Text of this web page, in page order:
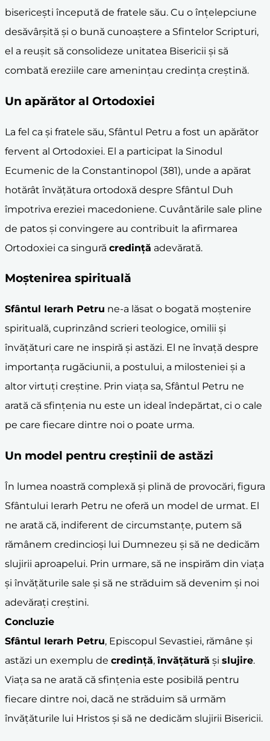
bisericești începută de fratele său. Cu o înțelepciune
desăvârșită și o bună cunoaștere a Sfintelor Scripturi,
el a reușit să consolideze unitatea Bisericii și să
combată ereziile care amenințau credința creștină.
Un apărător al Ortodoxiei
La fel ca și fratele său, Sfântul Petru a fost un apărător
fervent al Ortodoxiei. El a participat la Sinodul
Ecumenic de la Constantinopol (381), unde a apărat
hotărât învățătura ortodoxă despre Sfântul Duh
împotriva ereziei macedoniene. Cuvântările sale pline
de patos și convingere au contribuit la afirmarea
Ortodoxiei ca singură credință adevărată.
Moștenirea spirituală
Sfântul Ierarh Petru ne-a lăsat o bogată moștenire
spirituală, cuprinzând scrieri teologice, omilii și
învățături care ne inspiră și astăzi. El ne învață despre
importanța rugăciunii, a postului, a milosteniei și a
altor virtuți creștine. Prin viața sa, Sfântul Petru ne
arată că sfințenia nu este un ideal îndepărtat, ci o cale
pe care fiecare dintre noi o poate urma.
Un model pentru creștinii de astăzi
În lumea noastră complexă și plină de provocări, figura
Sfântului Ierarh Petru ne oferă un model de urmat. El
ne arată că, indiferent de circumstanțe, putem să
rămânem credincioși lui Dumnezeu și să ne dedicăm
slujirii aproapelui. Prin urmare, să ne inspirăm din viața
și învățăturile sale și să ne străduim să devenim și noi
adevărați creștini.
Concluzie
Sfântul Ierarh Petru, Episcopul Sevastiei, rămâne și
astăzi un exemplu de credință, învățătură și slujire.
Viața sa ne arată că sfințenia este posibilă pentru
fiecare dintre noi, dacă ne străduim să urmăm
învățăturile lui Hristos și să ne dedicăm slujirii Bisericii.